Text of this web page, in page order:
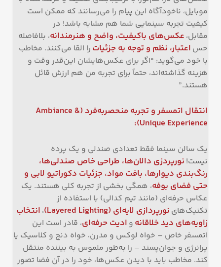
موبایل، ناخودآگاه این پیام را می‌رسانند که ممکن است
کیفیت تجربه سینمایی شما هم مشابه باشد! در
مقابل، عکس‌های باکیفیت، واضح و هنرمندانه، بلافاصله
حس اعتبار، نظم و توجه به جزئیات را القا می‌کنند. مخاطب
با خود می‌گوید: “اگر برای عکس‌هایشان این‌قدر وقت و
هزینه گذاشته‌اند، حتماً برای تجربه من هم ارزش قائل
هستند.”
انتقال اتمسفر و تجربه منحصربه‌فرد (Ambiance &
Unique Experience):
یک سالن سینما فقط تعدادی صندلی و یک پرده
نیست! نورپردزی دالان‌ها، طراحی خاص صندلی‌ها،
رنگ‌بندی دیوارها، بافت مواد، جزئیات دکوراتیو لابی و
حتی فضای بوفه، همگی بخشی از تجربه کلی هستند. یک
عکاس حرفه‌ای (مانند تیم کدالی) با استفاده از
تکنیک‌های نورپردازی لایه‌ای (Layered Lighting) ، انتخاب
زاویه‌های دید خلاقانه و ادیت حرفه‌ای، قادر است این
اتمسفر خاص – خواه لوکس و مدرن، خواه دنج و کلاسیک یا
پرانرژی و جوان‌پسند – را به‌طور ملموس به بیننده منتقل
کند. مخاطب باید با دیدن عکس‌ها، خود را در آن فضا تصور